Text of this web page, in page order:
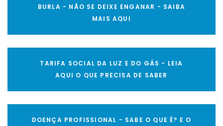
BURLA - NÃO SE DEIXE ENGANAR - SAIBA
MAIS AQUI
TARIFA SOCIAL DA LUZ E DO GÁS - LEIA
AQUI O QUE PRECISA DE SABER
DOENÇA PROFISSIONAL - SABE O QUE É? E O